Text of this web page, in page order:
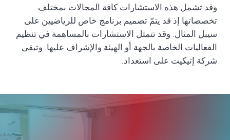
وقد تشمل هذه الاستشارات كافة المجالات بمختلف
تخصصاتها إذ قد يتمّ تصميم برنامج خاص للرياضيين على
سيبل المثال. وقد تتمثل الاستشارات بالمساهمة في تنظيم
الفعاليات الخاصة بالجهة أو الهيئة والإشراف عليها. وتبقى
شركة إتيكيت على استعداد.